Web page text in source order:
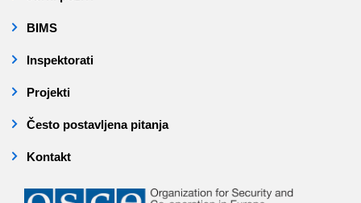
BIMS
Inspektorati
Projekti
Često postavljena pitanja
Kontakt